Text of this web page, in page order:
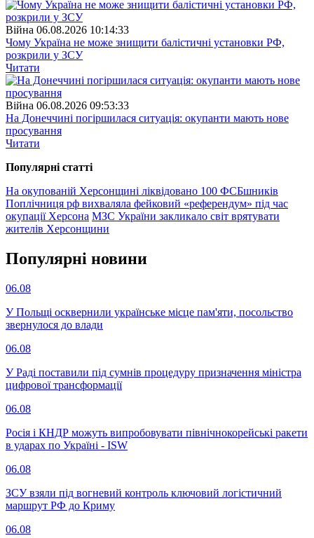
Війна 06.08.2026 10:14:33
Чому Україна не може знищити балістичні установки РФ,
розкрили у ЗСУ
Читати
Війна 06.08.2026 09:53:33
На Донеччині погіршилася ситуація: окупанти мають нове
просування
Читати
Популярнi статтi
На окупованій Херсонщині ліквідовано 100 ФСБшників
Поплічниця рф вихваляла фейковий «референдум» під час
окупації Херсона МЗС України закликало світ врятувати
жителів Херсонщини
Популярнi новини
06.08
У Польщі осквернили українське місце пам'яти, посольство
звернулося до влади
06.08
У Раді поставили під сумнів процедуру призначення міністра
цифрової трансформації
06.08
Росія і КНДР можуть випробовувати північнокорейські ракети
в ударах по Україні - ISW
06.08
ЗСУ взяли під вогневий контроль ключовий логістичний
маршрут РФ до Криму
06.08